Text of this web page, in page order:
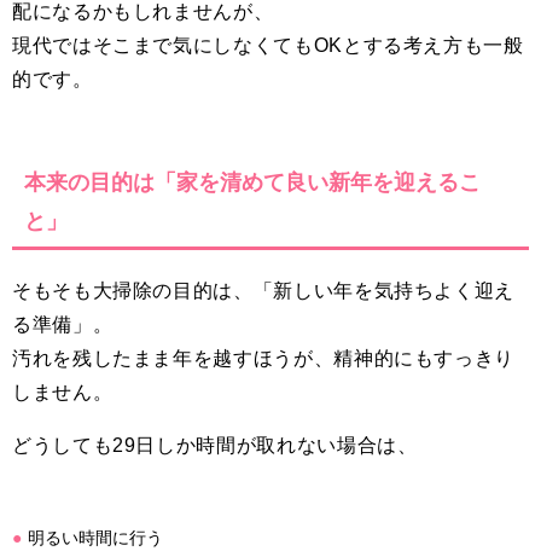
配になるかもしれませんが、
現代ではそこまで気にしなくてもOKとする考え方も一般
的です。
本来の目的は「家を清めて良い新年を迎えるこ
と」
そもそも大掃除の目的は、「新しい年を気持ちよく迎え
る準備」。
汚れを残したまま年を越すほうが、精神的にもすっきり
しません。
どうしても29日しか時間が取れない場合は、
明るい時間に行う